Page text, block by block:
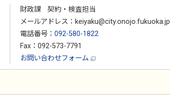
財政課 契約・検査担当
メールアドレス：keiyaku@city.onojo.fukuoka.jp
電話番号： 092-580-1822
Fax：092-573-7791
お問い合わせフォーム